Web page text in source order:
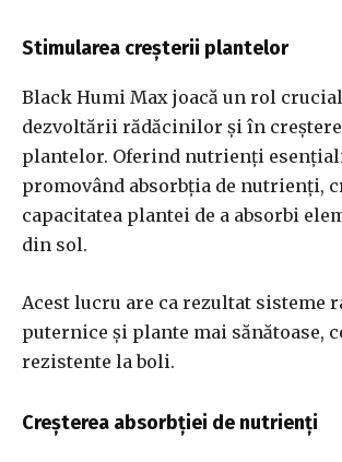
Stimularea creșterii plantelor
Black Humi Max joacă un rol
dezvoltării rădăcinilor și în
plantelor. Oferind nutrienți
promovând absorbția de nutrienți,
capacitatea plantei de a absorbi
din sol.
Acest lucru are ca rezultat sisteme
puternice și plante mai sănătoase,
rezistente la boli.
Creșterea absorbției de nutrienți